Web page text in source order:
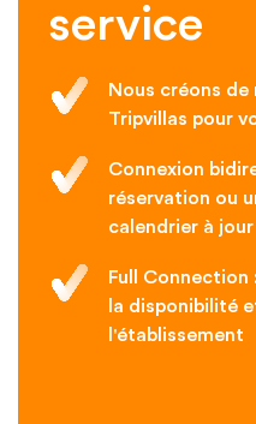
service
Nous créons
Tripvillas pour
Connexion
réservation ou
calendrier à
Full
la disponibilité
l'établissement